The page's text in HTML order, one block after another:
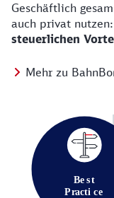
Geschäftlich
auch privat nutzen:
steuerlichen
Mehr zu